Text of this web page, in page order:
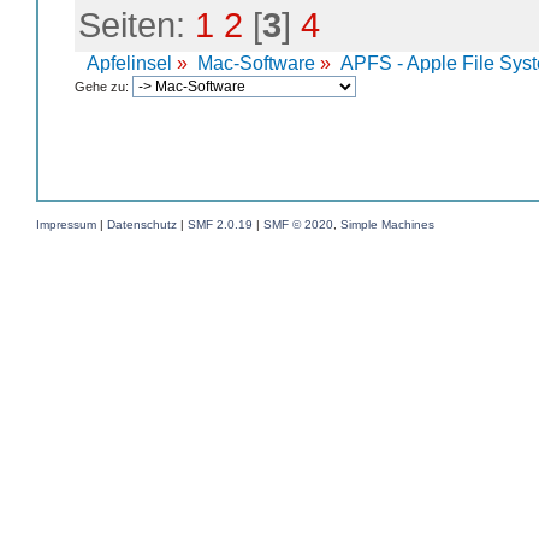
Seiten: 1 2 [3] 4
Apfelinsel » Mac-Software » APFS - Apple File
Gehe zu:
Impressum | Datenschutz | SMF 2.0.19 | SMF © 2020 Simple Machines